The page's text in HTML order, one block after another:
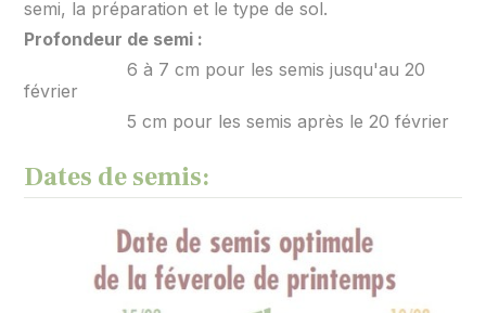
semi, la préparation et le type de sol.
Profondeur de semi :
6 à 7 cm pour les semis jusqu'au 20
février
5 cm pour les semis après le 20 février
Dates de semis: